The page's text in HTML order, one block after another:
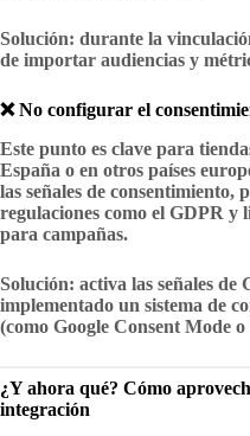
Solución: durante la
de importar audiencias y
❌ No configurar el
Este punto es clave para
España o en otros países
las señales de consentimiento,
regulaciones como el GDPR y
para campañas.
Solución: activa las señales de
implementado un sistema de
(como Google Consent Mode
¿Y ahora qué? Cómo
integración